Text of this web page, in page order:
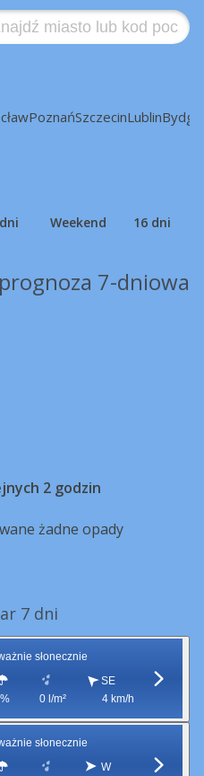
PoznańSzczecinLublin
Weekend 16 dni
7-dniowa
2 godzin
żadne opady
7 dni
słonecznie
0 l/m²
SE
4 km/h
słonecznie
W